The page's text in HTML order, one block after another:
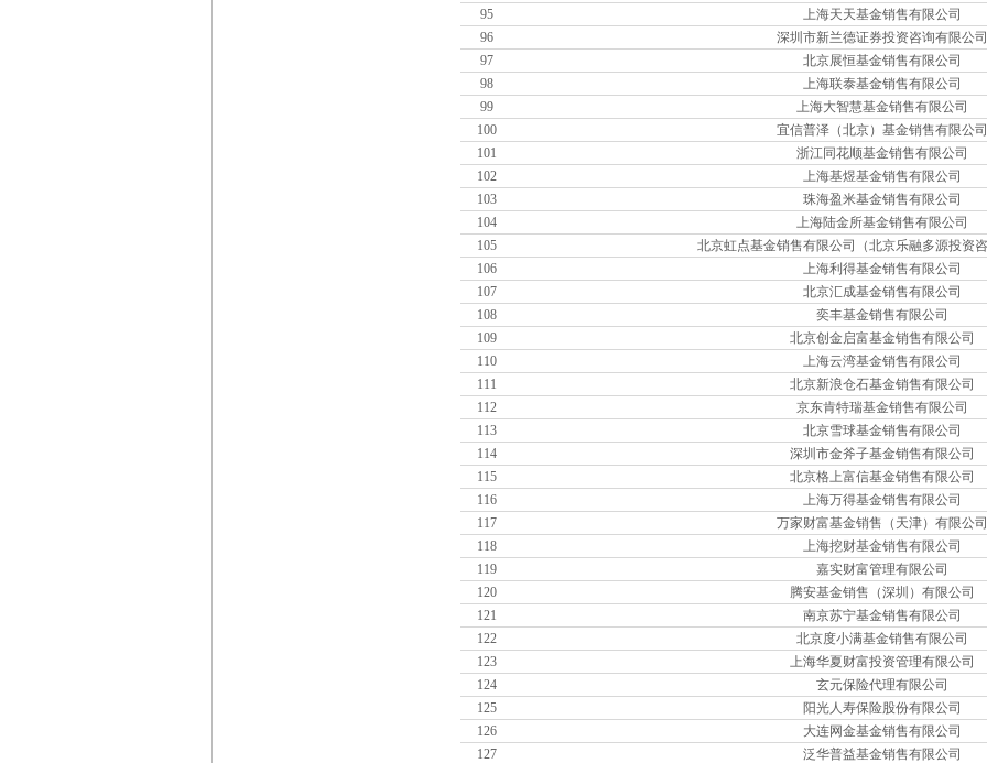
95
上海天天基金销售有限公司
96
深圳市新兰德证券投资咨询有限公司
97
北京展恒基金销售有限公司
98
上海联泰基金销售有限公司
99
上海大智慧基金销售有限公司
100
宜信普泽（北京）基金销售有限公司
101
浙江同花顺基金销售有限公司
102
上海基煜基金销售有限公司
103
珠海盈米基金销售有限公司
104
上海陆金所基金销售有限公司
105
北京虹点基金销售有限公司（北京乐融多源投资
106
上海利得基金销售有限公司
107
北京汇成基金销售有限公司
108
奕丰基金销售有限公司
109
北京创金启富基金销售有限公司
110
上海云湾基金销售有限公司
111
北京新浪仓石基金销售有限公司
112
京东肯特瑞基金销售有限公司
113
北京雪球基金销售有限公司
114
深圳市金斧子基金销售有限公司
115
北京格上富信基金销售有限公司
116
上海万得基金销售有限公司
117
万家财富基金销售（天津）有限公司
118
上海挖财基金销售有限公司
119
嘉实财富管理有限公司
120
腾安基金销售（深圳）有限公司
121
南京苏宁基金销售有限公司
122
北京度小满基金销售有限公司
123
上海华夏财富投资管理有限公司
124
玄元保险代理有限公司
125
阳光人寿保险股份有限公司
126
大连网金基金销售有限公司
127
泛华普益基金销售有限公司